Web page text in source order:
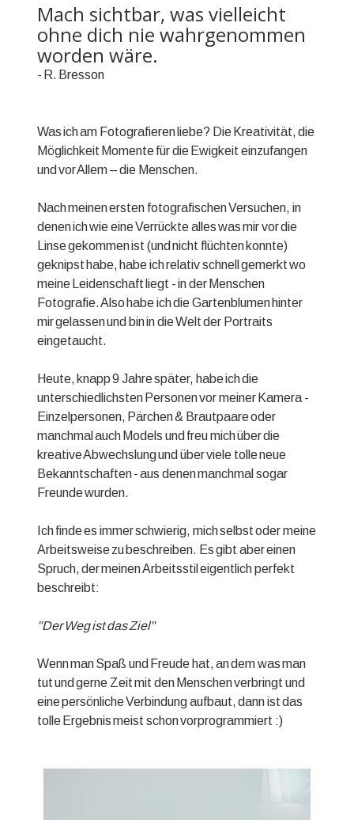
Mach sichtbar, was vielleicht
ohne dich nie wahrgenommen
worden wäre.
- R. Bresson
Was ich am Fotografieren liebe? Die Kreativität, die
Möglichkeit Momente für die Ewigkeit einzufangen
und vor Allem – die Menschen.
Nach meinen ersten fotografischen Versuchen, in
denen ich wie eine Verrückte alles was mir vor die
Linse gekommen ist (und nicht flüchten konnte)
geknipst habe, habe ich relativ schnell gemerkt wo
meine Leidenschaft liegt - in der Menschen
Fotografie. Also habe ich die Gartenblumen hinter
mir gelassen und bin in die Welt der Portraits
eingetaucht.
Heute, knapp 9 Jahre später, habe ich die
unterschiedlichsten Personen vor meiner Kamera -
Einzelpersonen, Pärchen & Brautpaare oder
manchmal auch Models und freu mich über die
kreative Abwechslung und über viele tolle neue
Bekanntschaften - aus denen manchmal sogar
Freunde wurden.
Ich finde es immer schwierig, mich selbst oder meine
Arbeitsweise zu beschreiben. Es gibt aber einen
Spruch, der meinen Arbeitsstil eigentlich perfekt
beschreibt:
"Der Weg ist das Ziel"
Wenn man Spaß und Freude hat, an dem was man
tut und gerne Zeit mit den Menschen verbringt und
eine persönliche Verbindung aufbaut, dann ist das
tolle Ergebnis meist schon vorprogrammiert :)